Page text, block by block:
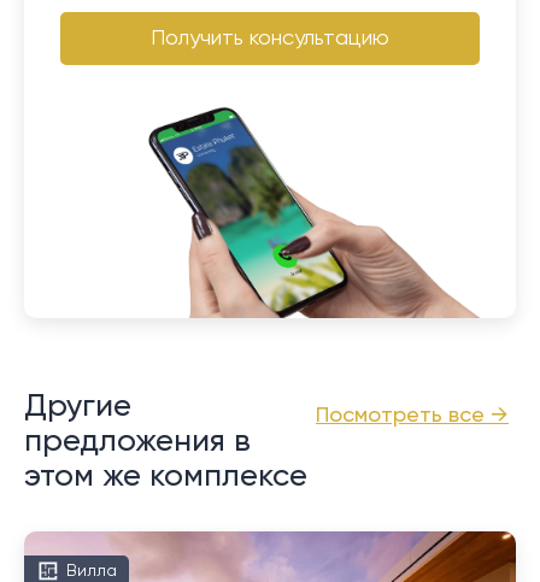
Получить консультацию
Посмотреть все →
Другие
предложения в
этом же комплексе
Вилла